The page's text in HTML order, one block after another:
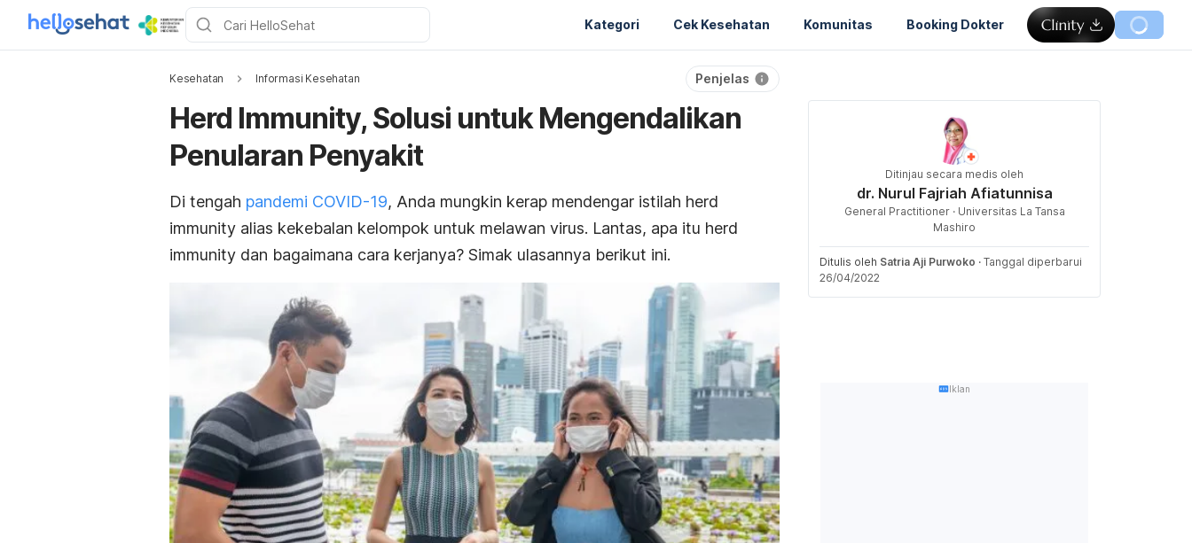
Kategori Cek Kesehatan Komunitas Booking Dokter
Kesehatan Informasi Kesehatan Penjelas
Herd Immunity, Solusi untuk Mengendalikan
Penularan Penyakit
Di tengah pandemi COVID-19, Anda mungkin kerap mendengar istilah herd
immunity alias kekebalan kelompok untuk melawan virus. Lantas, apa itu herd
immunity dan bagaimana cara kerjanya? Simak ulasannya berikut ini.
Ditinjau secara medis oleh
dr. Nurul Fajriah Afiatunnisa
General Practitioner · Universitas La Tansa
Mashiro
Ditulis oleh Satria Aji Purwoko · Tanggal diperbarui
26/04/2022
Iklan